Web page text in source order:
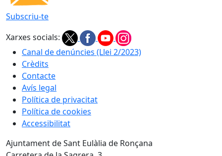
Subscriu-te
Xarxes socials:
Canal de denúncies (Llei 2/2023)
Crèdits
Contacte
Avís legal
Política de privacitat
Política de cookies
Accessibilitat
Ajuntament de Sant Eulàlia de Ronçana